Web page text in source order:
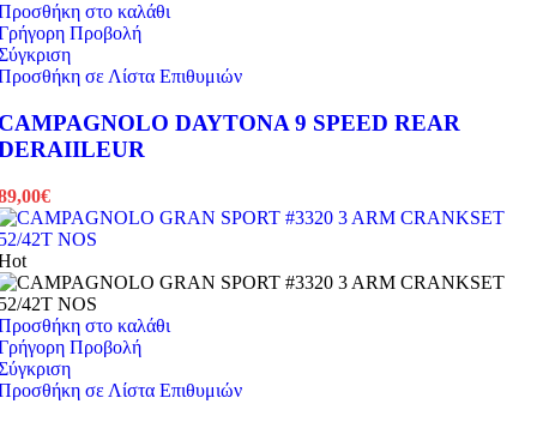
στο καλάθι
Προβολή
σε Λίστα Επιθυμιών
DAYTONA 9 SPEED REAR
€
στο καλάθι
Προβολή
σε Λίστα Επιθυμιών